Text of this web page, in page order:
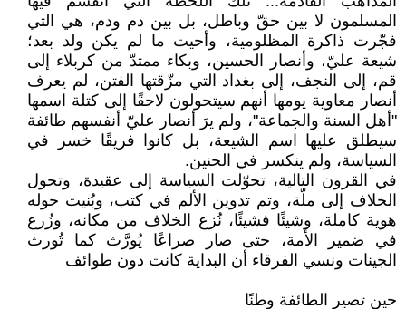
المسلمون لا بين حقّ وباطل، بل بين دم ودم، هي التي
فجّرت ذاكرة المظلومية، وأحيت ما لم يكن ولد بعد؛
شيعة عليّ، وأنصار الحسين، وبكاء ممتدّ من كربلاء إلى
قم، إلى النجف، إلى بغداد التي مزّقتها الفتن، لم يعرف
أنصار معاوية يومها أنهم سيتحولون لاحقًا إلى كتلة اسمها
"أهل السنة والجماعة"، ولم يرَ أنصار عليّ أنفسهم طائفة
سيطلق عليها اسم الشيعة، بل كانوا فريقًا خسر في
السياسة، ولم ينكسر في الحنين.
في القرون التالية، تحوّلت السياسة إلى عقيدة، وتحول
الخلاف إلى ملّة، وتم تدوين الألم في كتب، وبُنيت حوله
هوية كاملة، وشيئًا فشيئًا، نُزع الخلاف من مكانه، وزُرع
في ضمير الأمة، حتى صار صراعًا يُورَّث كما تُورث
الجينات ونسي الفرقاء أن البداية كانت دون طوائف
حين تصير الطائفة وطنًا